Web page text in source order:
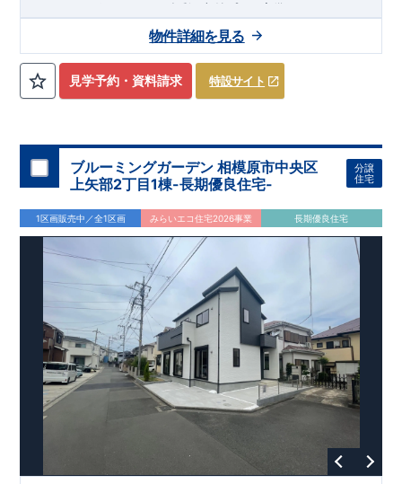
多彩な収納プラン完備
スーツケースやベビーカーの収納にも便利 ♪
私服通勤でお洋服をたくさんお持ちの方や、
流行ファッション
がお好きな方にもおすすめ
【全居室クローゼット完備】
できる♪​​【床下収納】​
【大容量シューズクローゼット】
などの、あったらうれしい収納完備☆
[2], 対面キッチンには、食洗器搭載★
配膳・後片付け が便利な 対面キッチンには、
生活感を感じさせないビルトイン食洗器を搭載
[4],上部吹抜け
明るく開放的な空間を演出
暮らしに寄り添う住環境
～徒歩圏内～
／コンビニ/ドラッグストア／ 公園
【教育施設】
せんだん保育園 約593m（徒歩8分）​新磯保育園 約
784m（徒歩10分）​新磯小学校 約 715m （徒歩9分） ​相陽中学
校 約2000m（徒歩25分）​
【買い物施設】
ローソン相模原磯部店 約
556m（徒歩7分）
ファミリーマート
4分）
見学予約・資料請求 特設サイト
物件詳細を見る
ブルーミングガーデン 相模原市中央区
上矢部2丁目1棟-長期優良住宅-
分譲
住宅
1区画販売中／全1区画 みらいエコ住宅2026事業 長期優良住宅